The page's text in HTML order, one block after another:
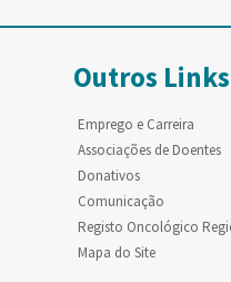
Outros Links
Emprego e Carreira
Associações de Doentes
Donativos
Comunicação
Registo Oncológico
Mapa do Site